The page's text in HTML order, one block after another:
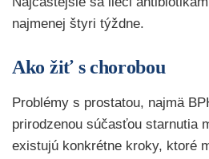
najmenej štyri týždne.
Ako žiť s chorobou
Problémy s prostatou, najmä
prirodzenou súčasťou starnutia
existujú konkrétne kroky, ktoré